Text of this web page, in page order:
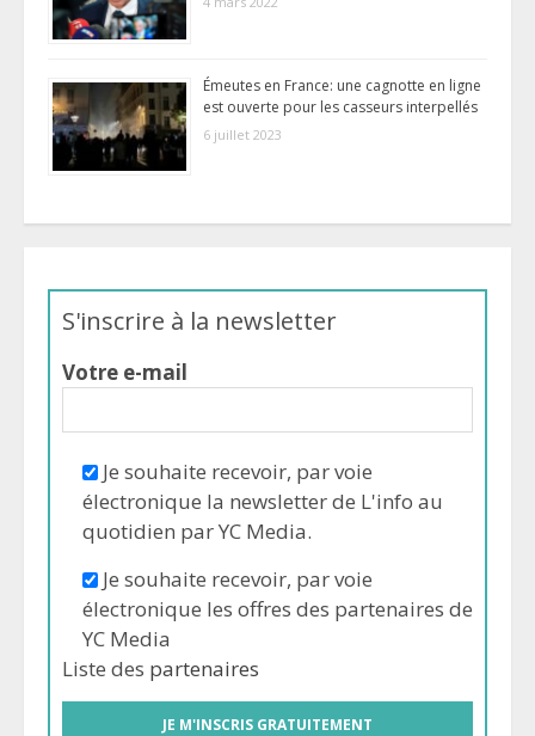
Émeutes en France: une cagnotte en ligne
est ouverte pour les casseurs interpellés
6 juillet 2023
S'inscrire à la newsletter
Votre e-mail
Je souhaite recevoir, par voie
électronique la newsletter de L'info au
quotidien par YC Media.
Je souhaite recevoir, par voie
électronique les offres des partenaires de
YC Media
Liste des partenaires